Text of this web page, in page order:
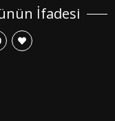
İfadesi